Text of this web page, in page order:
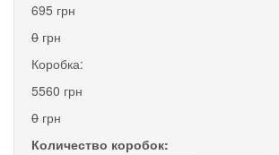
695 грн
0 грн
Коробка:
5560 грн
0 грн
Количество коробок: